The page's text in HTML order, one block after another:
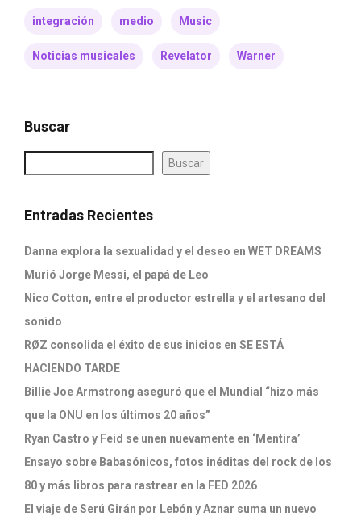
integración medio Music
Noticias musicales Revelator Warner
Buscar
Buscar
Entradas Recientes
Danna explora la sexualidad y el deseo en WET DREAMS
Murió Jorge Messi, el papá de Leo
Nico Cotton, entre el productor estrella y el artesano del
sonido
RØZ consolida el éxito de sus inicios en SE ESTÁ
HACIENDO TARDE
Billie Joe Armstrong aseguró que el Mundial “hizo más
que la ONU en los últimos 20 años”
Ryan Castro y Feid se unen nuevamente en ‘Mentira’
Ensayo sobre Babasónicos, fotos inéditas del rock de los
80 y más libros para rastrear en la FED 2026
El viaje de Serú Girán por Lebón y Aznar suma un nuevo